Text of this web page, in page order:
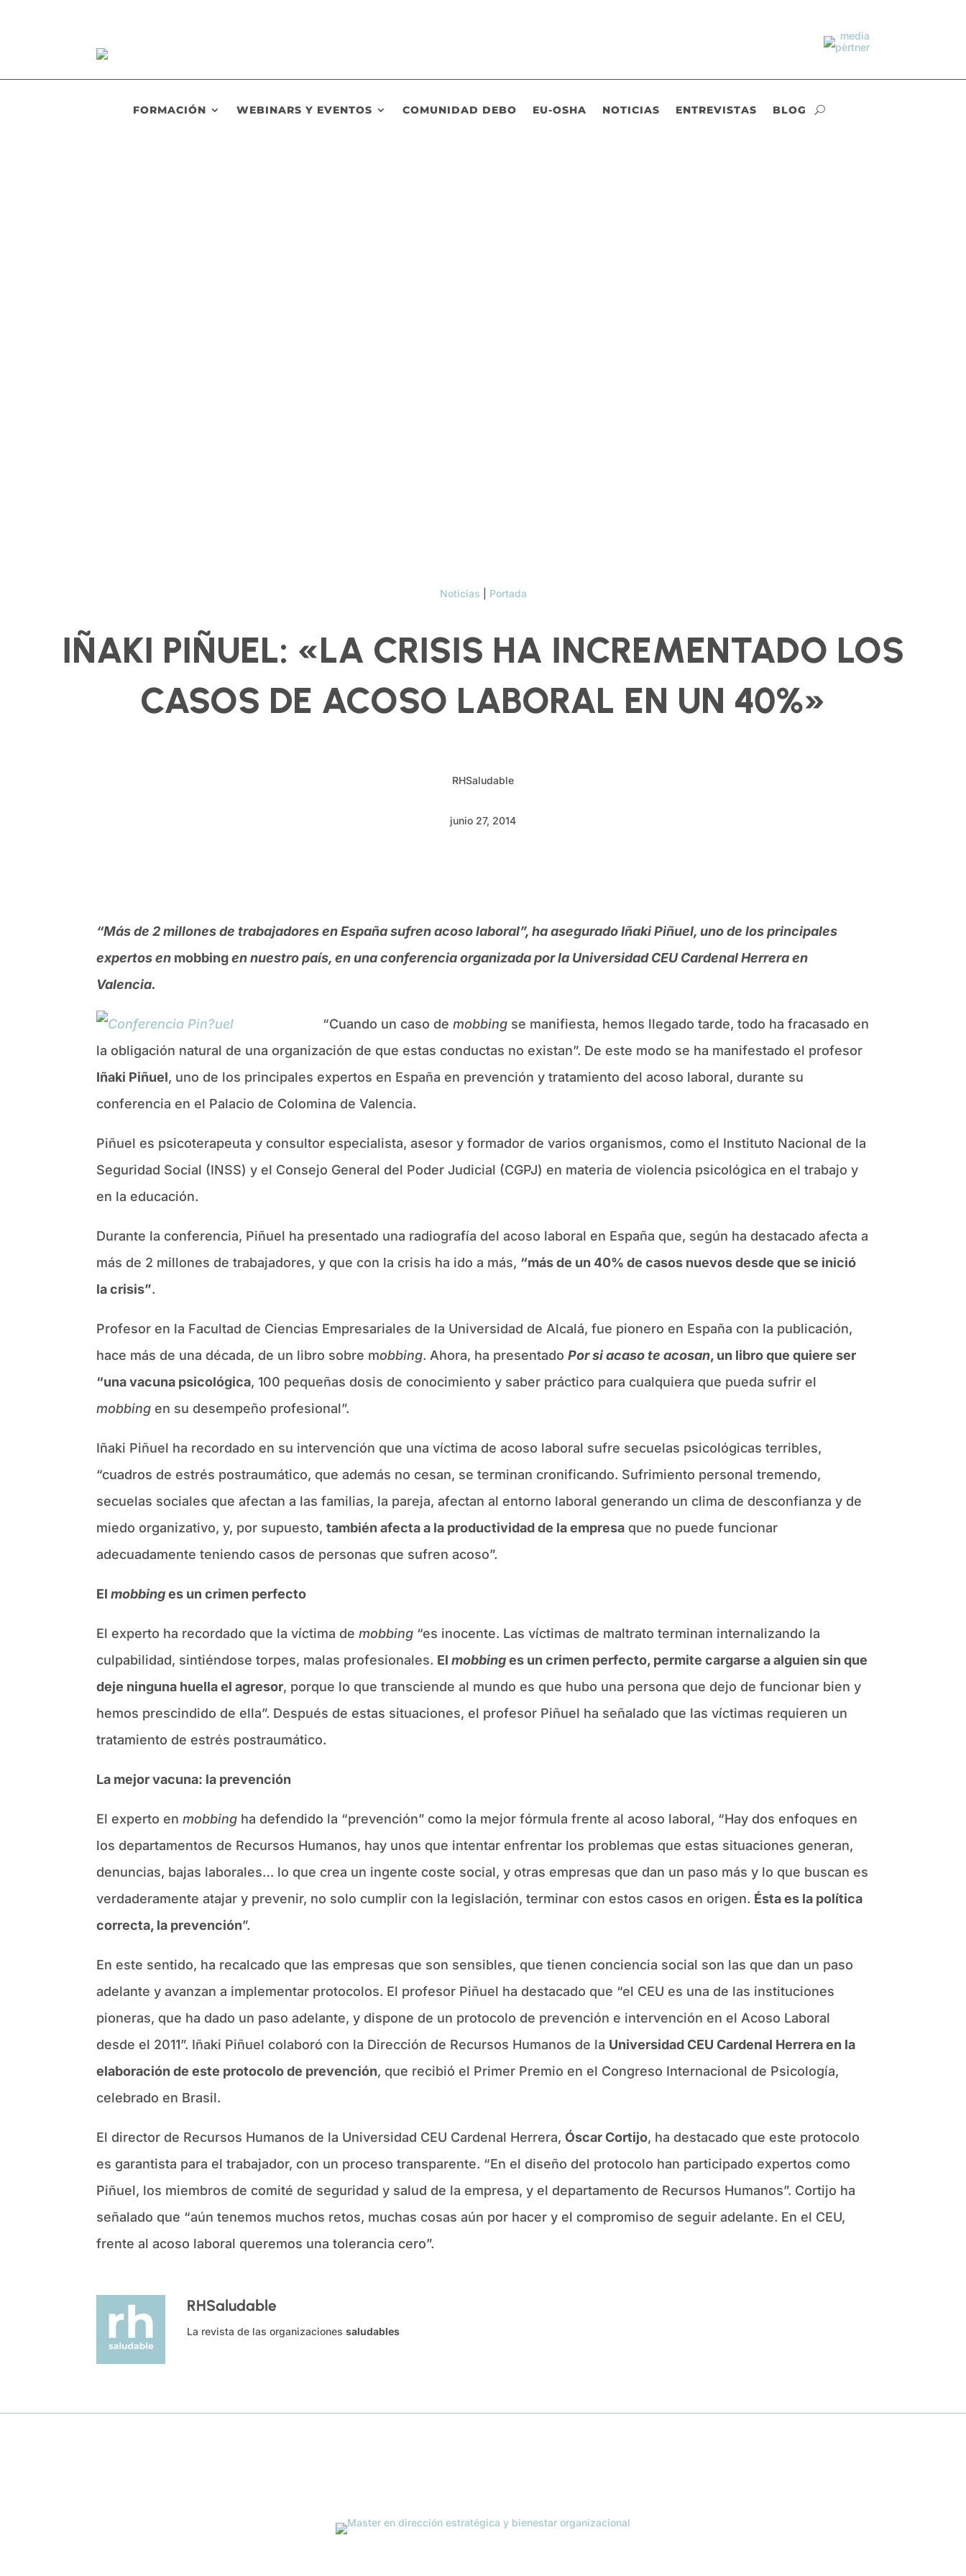
FORMACIÓN WEBINARS Y EVENTOS COMUNIDAD DEBO EU-OSHA NOTICIAS ENTREVISTAS BLOG
Noticias Portada
IÑAKI PIÑUEL: «LA CRISIS HA INCREMENTADO LOS
CASOS DE ACOSO LABORAL EN UN 40%»
RHSaludable
junio 27, 2014
“Más de 2 millones de trabajadores en España sufren acoso laboral”, ha asegurado Iñaki Piñuel, uno de los principales
expertos en mobbingen nuestro país, en una conferenciaorganizada por la Universidad CEU Cardenal Herrera en
Valencia.
“Cuando un caso demobbing se manifiesta, hemos llegado tarde, todo ha fracasado en
la obligación natural de una organización de que estas conductas no existan”. De este modo se ha manifestado el profesor
Iñaki Piñuel, uno de los principales expertos en España en prevención y tratamiento del acoso laboral, durante su
conferencia en el Palacio de Colomina de Valencia.
Piñuel es psicoterapeuta y consultor especialista, asesor y formador de varios organismos, como el Instituto Nacional de la
Seguridad Social (INSS) y el Consejo General del Poder Judicial (CGPJ) en materia de violencia psicológica en el trabajo y
en la educación.
Durante la conferencia, Piñuel ha presentado una radiografía del acoso laboral en España que, según ha destacado afecta a
más de 2 millones de trabajadores, y que con la crisis ha ido a más, “más de un 40% de casos nuevos desde que se inició
la crisis”.
Profesor en la Facultad de Ciencias Empresariales de la Universidad de Alcalá, fue pionero en España con la publicación,
hace más de una década, de un libro sobre mobbing. Ahora, ha presentadoPor si acaso te acosan, un libro que quiere ser
“una vacuna psicológica, 100 pequeñas dosis de conocimiento y saber práctico para cualquiera que pueda sufrir el
mobbing en su desempeño profesional”.
Iñaki Piñuel ha recordado en su intervención que una víctima de acoso laboral sufre secuelas psicológicas terribles,
“cuadros de estrés postraumático, que además no cesan, se terminan cronificando. Sufrimiento personal tremendo,
secuelas sociales que afectan a las familias, la pareja, afectan al entorno laboral generando un clima de desconfianza y de
miedo organizativo, y, por supuesto,también afecta a la productividad de la empresa que no puede funcionar
adecuadamente teniendo casos de personas que sufren acoso”.
Elmobbinges un crimen perfecto
El experto ha recordado que la víctima demobbing “es inocente. Las víctimas de maltrato terminan internalizando la
culpabilidad, sintiéndose torpes, malas profesionales. Elmobbinges un crimen perfecto, permite cargarse a alguien sin que
deje ninguna huella el agresor, porque lo que transciende al mundo es que hubo una persona que dejo de funcionar bien y
hemos prescindido de ella”. Después de estas situaciones, el profesor Piñuel ha señalado que las víctimas requieren un
tratamiento de estrés postraumático.
La mejor vacuna: la prevención
El experto enmobbing ha defendido la “prevención” como la mejor fórmula frente al acoso laboral, “Hay dos enfoques en
los departamentos de Recursos Humanos, hay unos que intentar enfrentar los problemas que estas situaciones generan,
denuncias, bajas laborales… lo que crea un ingente coste social, y otras empresas que dan un paso más y lo que buscan es
verdaderamente atajar y prevenir, no solo cumplir con la legislación, terminar con estos casos en origen. Ésta es la política
correcta, la prevención”.
En este sentido, ha recalcado que las empresas que son sensibles, que tienen conciencia social son las que dan un paso
adelante y avanzan a implementar protocolos. El profesor Piñuel ha destacado que “el CEU es una de las instituciones
pioneras, que ha dado un paso adelante, y dispone de un protocolo de prevención e intervención en el Acoso Laboral
desde el 2011”. Iñaki Piñuel colaboró con la Dirección de Recursos Humanos de la Universidad CEU Cardenal Herrera en la
elaboración de este protocolo de prevención, que recibió el Primer Premio en el Congreso Internacional de Psicología,
celebrado en Brasil.
El director de Recursos Humanos de la Universidad CEU Cardenal Herrera,Óscar Cortijo, ha destacado que este protocolo
es garantista para el trabajador, con un proceso transparente. “En el diseño del protocolo han participado expertos como
Piñuel, los miembros de comité de seguridad y salud de la empresa, y el departamento de Recursos Humanos”. Cortijo ha
señalado que “aún tenemos muchos retos, muchas cosas aún por hacer y el compromiso de seguir adelante. En el CEU,
frente al acoso laboral queremos una tolerancia cero”.
RHSaludable
La revista de las organizacionessaludables